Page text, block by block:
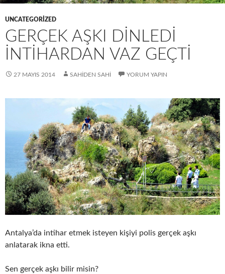
UNCATEGORIZED
GERÇEK AŞKI DINLEDI
İNTIHARDAN VAZ GEÇTI
27 MAYIS 2014 SAHIDEN SAHI YORUM YAPIN
Antalya’da intihar etmek isteyen kişiyi polis gerçek aşkı
anlatarak ikna etti.
Sen gerçek aşkı bilir misin?